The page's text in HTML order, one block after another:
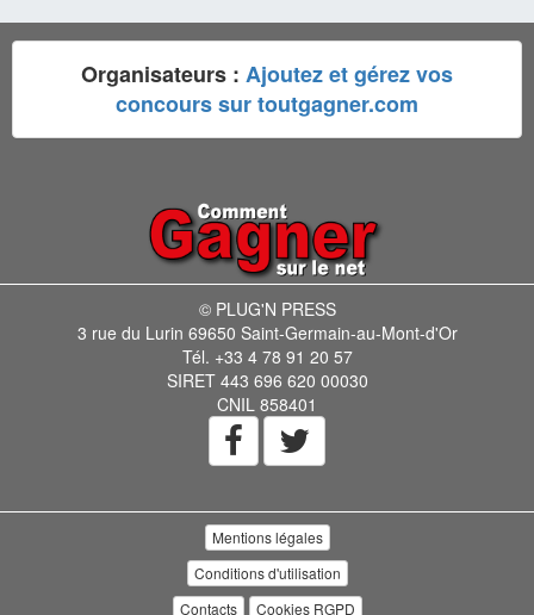
Organisateurs : Ajoutez et gérez vos
concours sur toutgagner.com
© PLUG'N PRESS
3 rue du Lurin 69650 Saint-Germain-au-Mont-d'Or
Tél. +33 4 78 91 20 57
SIRET 443 696 620 00030
CNIL 858401
Mentions légales
Conditions d'utilisation
Contacts
Cookies RGPD